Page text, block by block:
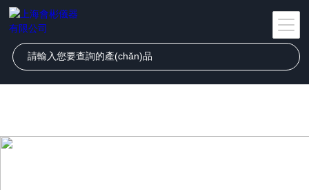
丁香花在线电影小说,丁香花在线观看免费观看图片,丁香花在线观看免费
高清版,丁香婷婷色五月激情综合深爱,三年片在线观看免费观看大全,丁香
花高清在线观看完整版